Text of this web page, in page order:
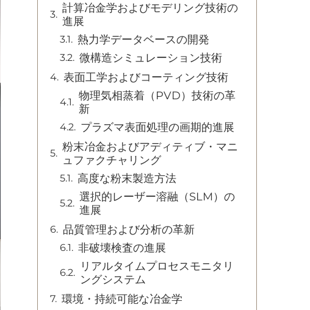
計算冶金学およびモデリング技術の
進展
熱力学データベースの開発
微構造シミュレーション技術
表面工学およびコーティング技術
物理気相蒸着（PVD）技術の革
新
プラズマ表面処理の画期的進展
粉末冶金およびアディティブ・マニ
ュファクチャリング
高度な粉末製造方法
選択的レーザー溶融（SLM）の
進展
品質管理および分析の革新
非破壊検査の進展
リアルタイムプロセスモニタリ
ングシステム
環境・持続可能な冶金学